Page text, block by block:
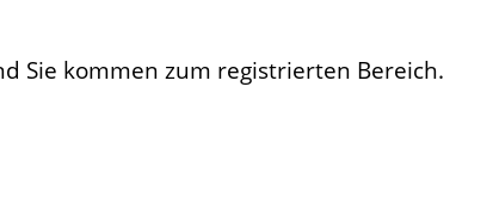
Sie kommen zum registrierten Bereich.